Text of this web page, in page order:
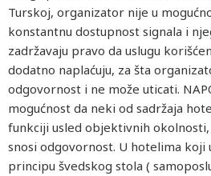
Turskoj, organizator nije u
konstantnu dostupnost signala i
zadržavaju pravo da uslugu
dodatno naplaćuju, za šta
odgovornost i ne može uticati.
mogućnost da neki od sadržaja
funkciji usled objektivnih
snosi odgovornost. U hotelima koji
principu švedskog stola (